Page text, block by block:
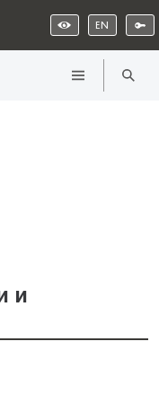
EN
и